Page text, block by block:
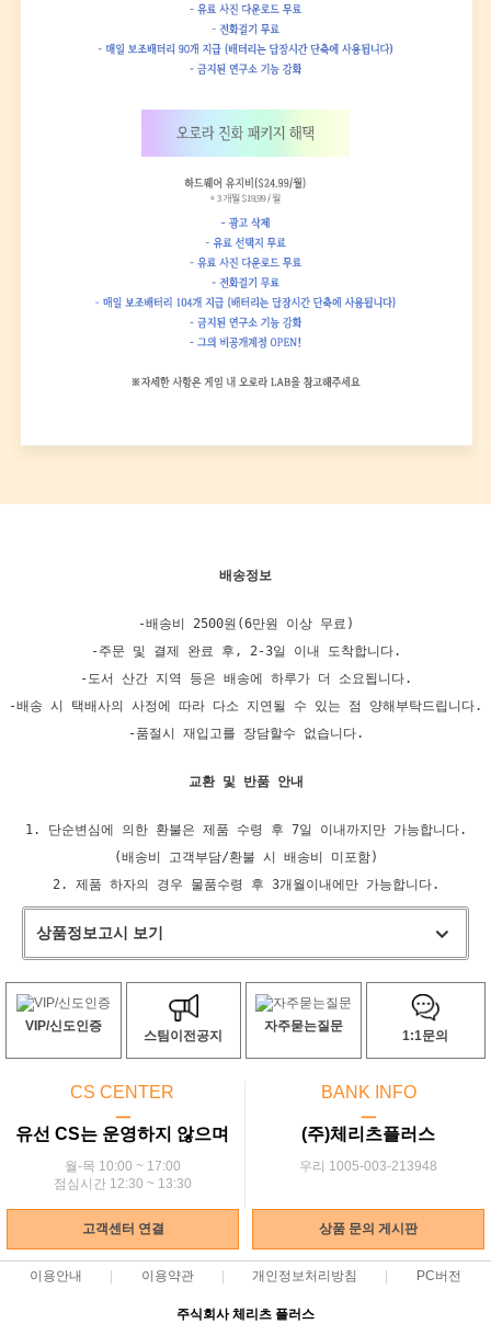
배송정보
-배송비 2500원(6만원 이상 무료)
-주문 및 결제 완료 후, 2-3일 이내 도착합니다.
-도서 산간 지역 등은 배송에 하루가 더 소요됩니다.
-배송 시 택배사의 사정에 따라 다소 지연될 수 있는 점 양해부탁드립니다.
-품절시 재입고를 장담할수 없습니다.
교환 및 반품 안내
1. 단순변심에 의한 환불은 제품 수령 후 7일 이내까지만 가능합니다.
(배송비 고객부담/환불 시 배송비 미포함)
2. 제품 하자의 경우 물품수령 후 3개월이내에만 가능합니다.
상품정보고시 보기
VIP/신도인증
스팀이전공지
자주묻는질문
1:1문의
CS CENTER
ㅡ
유선 CS는 운영하지 않으며
월-목 10:00 ~ 17:00
점심시간 12:30 ~ 13:30
BANK INFO
ㅡ
(주)체리츠플러스
우리 1005-003-213948
고객센터 연결 상품 문의 게시판
이용안내 이용약관 개인정보처리방침 PC버전
주식회사 체리츠 플러스